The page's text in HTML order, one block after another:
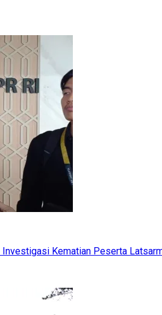
Kematian Peserta